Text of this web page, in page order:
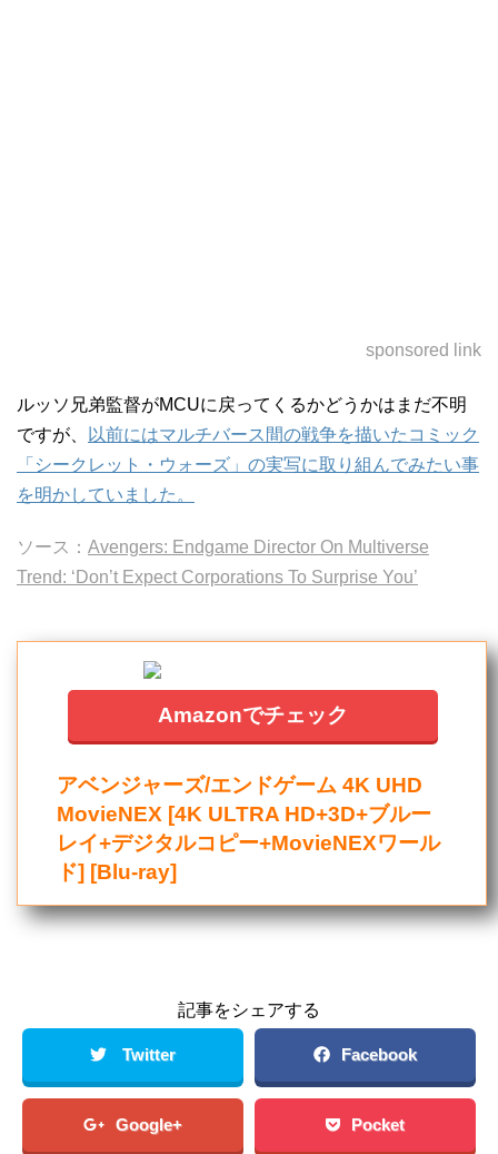
sponsored link
ルッソ兄弟監督がMCUに戻ってくるかどうかはまだ不明
ですが、
以前にはマルチバース間の戦争を描いたコミック
「シークレット・ウォーズ」の実写に取り組んでみたい事
を明かしていました。
ソース： Avengers: Endgame Director On Multiverse
Trend: ‘Don’t Expect Corporations To Surprise You’
Amazonでチェック
アベンジャーズ/エンドゲーム 4K UHD
MovieNEX [4K ULTRA HD+3D+ブルー
レイ+デジタルコピー+MovieNEXワール
ド] [Blu-ray]
記事をシェアする
Twitter Facebook
Google+ Pocket